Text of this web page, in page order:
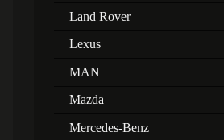
Land Rover
Lexus
MAN
Mazda
Mercedes-Benz